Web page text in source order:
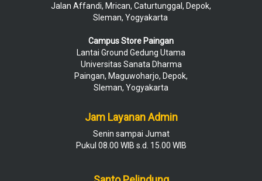
Jalan Affandi, Mrican, Caturtunggal, Depok,
Sleman, Yogyakarta
Campus Store Paingan
Lantai Ground Gedung Utama
Universitas Sanata Dharma
Paingan, Maguwoharjo, Depok,
Sleman, Yogyakarta
Jam Layanan Admin
Senin sampai Jumat
Pukul 08.00 WIB s.d. 15.00 WIB